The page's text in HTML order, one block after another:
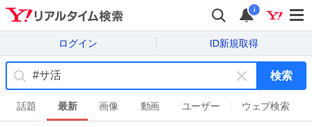
i
ログイン ID新規取得
キ
ー
ワ
検索
話題 最新 画像 動画 ユーザー ウェブ検索